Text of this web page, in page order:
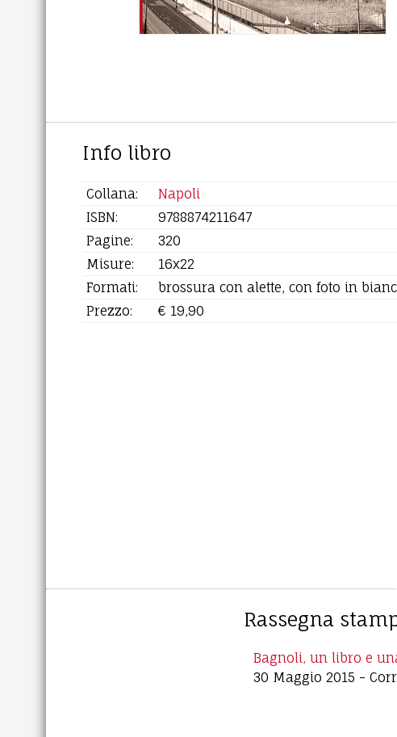
Info libro
Collana:
Napoli
ISBN:
9788874211647
Pagine:
320
Misure:
16x22
Formati:
brossura con alette, con foto in
Prezzo:
€ 19,90
Rassegna
Bagnoli, un libro e
30 Maggio 2015 -